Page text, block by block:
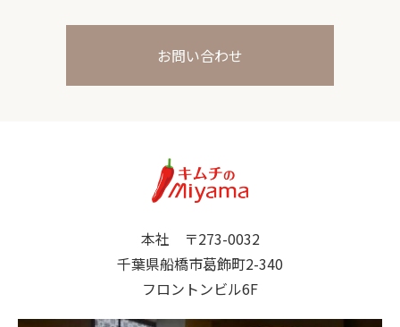
お問い合わせ
本社 〒273-0032
千葉県船橋市葛飾町2-340
フロントンビル6F